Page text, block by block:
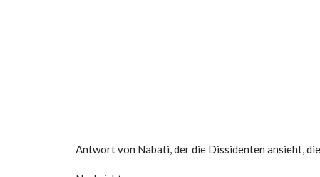
Antwort von Nabati, der die Dissidenten ansieht,